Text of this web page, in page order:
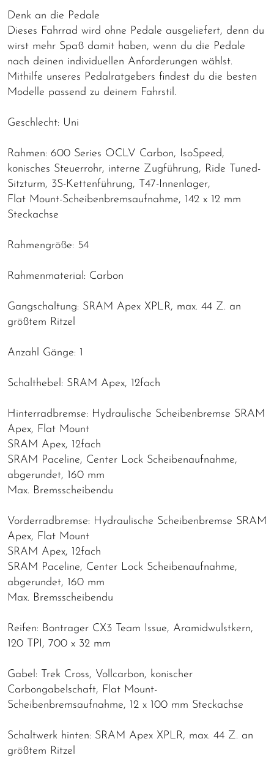
Denk an die Pedale
Dieses Fahrrad wird ohne Pedale ausgeliefert, denn du
wirst mehr Spaß damit haben, wenn du die Pedale
nach deinen individuellen Anforderungen wählst.
Mithilfe unseres Pedalratgebers findest du die besten
Modelle passend zu deinem Fahrstil.
Geschlecht: Uni
Rahmen: 600 Series OCLV Carbon, IsoSpeed,
konisches Steuerrohr, interne Zugführung, Ride Tuned-
Sitzturm, 3S-Kettenführung, T47-Innenlager,
Flat Mount-Scheibenbremsaufnahme, 142 x 12 mm
Steckachse
Rahmengröße: 54
Rahmenmaterial: Carbon
Gangschaltung: SRAM Apex XPLR, max. 44 Z. an
größtem Ritzel
Anzahl Gänge: 1
Schalthebel: SRAM Apex, 12fach
Hinterradbremse: Hydraulische Scheibenbremse SRAM
Apex, Flat Mount
SRAM Apex, 12fach
SRAM Paceline, Center Lock Scheibenaufnahme,
abgerundet, 160 mm
Max. Bremsscheibendu
Vorderradbremse: Hydraulische Scheibenbremse SRAM
Apex, Flat Mount
SRAM Apex, 12fach
SRAM Paceline, Center Lock Scheibenaufnahme,
abgerundet, 160 mm
Max. Bremsscheibendu
Reifen: Bontrager CX3 Team Issue, Aramidwulstkern,
120 TPI, 700 x 32 mm
Gabel: Trek Cross, Vollcarbon, konischer
Carbongabelschaft, Flat Mount-
Scheibenbremsaufnahme, 12 x 100 mm Steckachse
Schaltwerk hinten: SRAM Apex XPLR, max. 44 Z. an
größtem Ritzel